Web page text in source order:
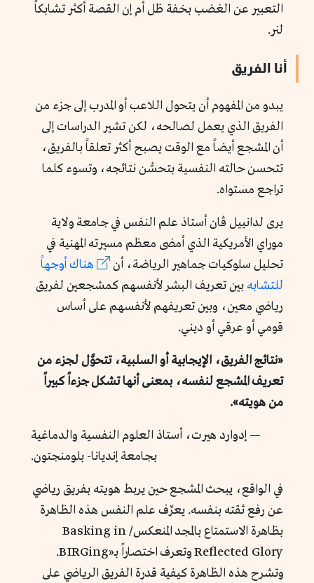
التعبير عن الغضب بخفة ظل أم إن القصة أكثر تشابكاً
لنر.
أنا الفريق
يبدو من المفهوم أن يتحول اللاعب أو المدرب إلى جزء من
الفريق الذي يعمل لصالحه، لكن تشير الدراسات إلى
أن المشجع أيضاً مع الوقت يصبح أكثر تعلقاً بالفريق،
تتحسن حالته النفسية بتحسُّن نتائجه، وتسوء كلما
تراجع مستواه.
يرى لدانييل ڤان أستاذ علم النفس في جامعة ولاية
موراي الأمريكية الذي أمضى معظم مسيرته المهنية في
تحليل سلوكيات جماهير الرياضة، أن
هناك أوجهاً
للتشابه بين تعريف البشر لأنفسهم كمشجعين لفريق
رياضي معين، وبين تعريفهم لأنفسهم على أساس
قومي أو عرقي أو ديني.
«نتائج الفريق، الإيجابية أو السلبية، تتحوَّل لجزء من
تعريف المشجع لنفسه، بمعنى أنها تشكل جزءاً كبيراً
من هويته».
— إدوارد هيرت، أستاذ العلوم النفسية والدماغية
بجامعة إنديانا- بلومنجتون.
في الواقع، يبحث المشجع حين يربط هويته بفريق رياضي
عن رفع ثقته بنفسه. يعرِّف علم النفس هذه الظاهرة
بظاهرة الاستمتاع بالمجد المنعكس/ Basking in
Reflected Glory وتعرف اختصاراً بـ«BIRGing.
وتشرح هذه الظاهرة كيفية قدرة الفريق الرياضي على